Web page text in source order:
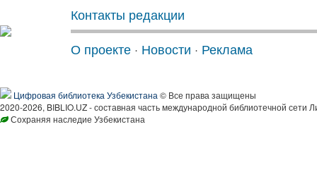
Контакты редакции
О проекте · Новости · Реклама
Цифровая библиотека Узбекистана © Все права защищены
2020-2026, BIBLIO.UZ - составная часть международной библиотечной сети
Сохраняя наследие Узбекистана